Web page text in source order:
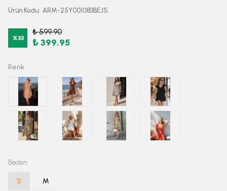
Ürün Kodu: ARM-25Y001083BEJS
%33
₺ 599.90
₺ 399.95
Renk
Beden
S M